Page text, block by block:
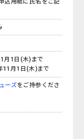
1日(木)まで
月1日(木)まで
ーズをご持参くださ